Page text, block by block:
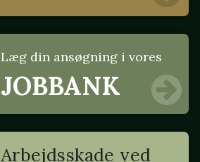
Læg din ansøgning i vores
JOBBANK
Arbejdsskade ved